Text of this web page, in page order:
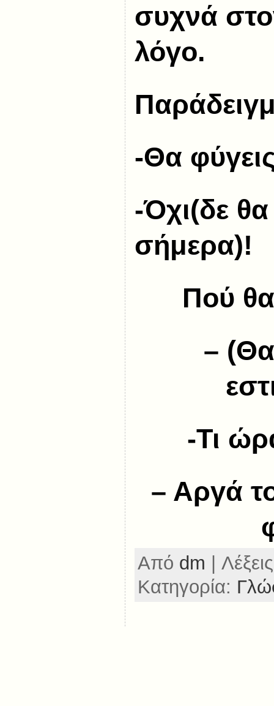
συχνά
λόγο.
-Θα
-Όχι(δε
σήμερα)!
Πού
–
-Τι
– Αργά
Από dm |
Κατηγορία: